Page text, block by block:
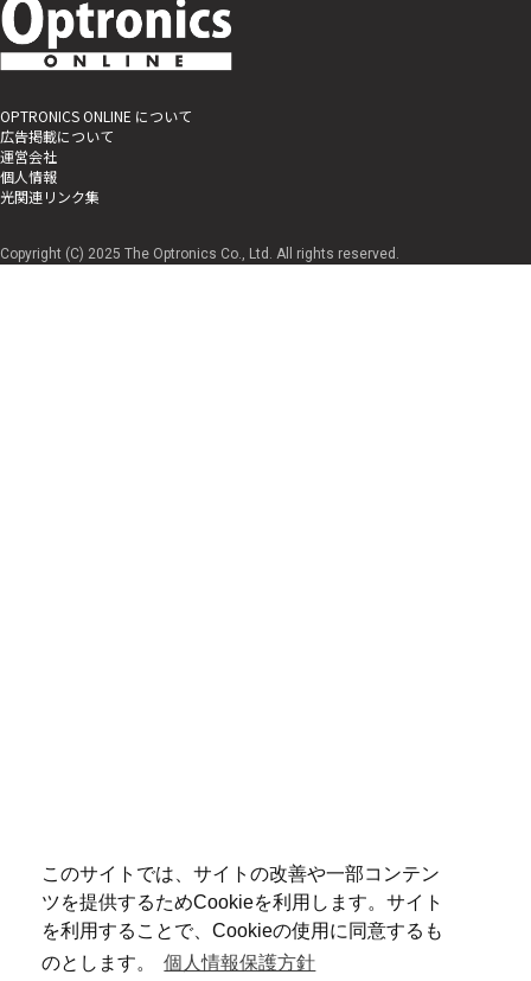
このサイトでは、サイトの改善や一部コンテン
ツを提供するためCookieを利用します。サイト
を利用することで、Cookieの使用に同意するも
のとします。
個人情報保護方針
OPTRONICS ONLINE について
広告掲載について
運営会社
個人情報
光関連リンク集
Copyright (C) 2025 The Optronics Co., Ltd. All rights reserved.